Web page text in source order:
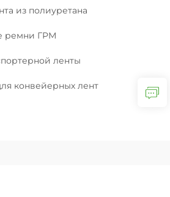
из полиуретана
ремни ГРМ
ленты
конвейерных лент